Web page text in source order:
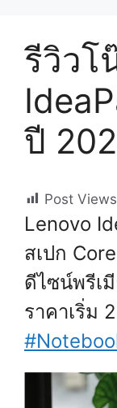
รีวิวโ
ปี
Post
Lenovo
สเปก
ดีไซน์พรีเ
ราคาเริ่ม